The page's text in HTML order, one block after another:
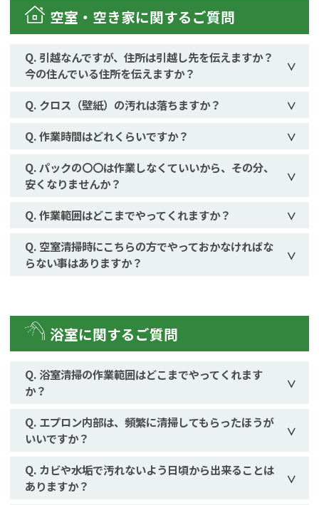
空室・空き家に関するご質問
引越なんですが、住所は引越し先を伝えますか？
今の住んでいる住所を伝えますか？
クロス（壁紙）の汚れは落ちますか？
作業時間はどれくらいですか？
パックの〇〇は作業しなくていいから、その分、
安くなりませんか？
作業範囲はどこまでやってくれますか？
空室清掃時にこちらの方でやっておかなければな
らない事はありますか？
浴室に関するご質問
浴室清掃の作業範囲はどこまでやってくれます
か？
エプロン内部は、頻繁に清掃してもらったほうが
いいですか？
カビや水垢で汚れないよう日頃から出来ることは
ありますか？